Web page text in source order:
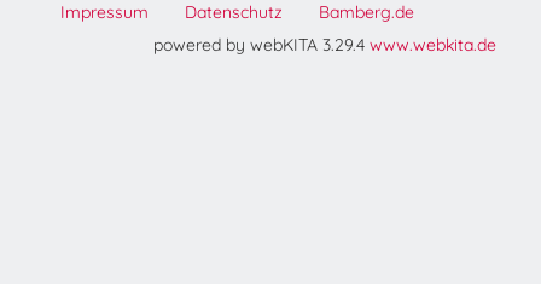
Impressum Datenschutz
Bamberg.de
powered by webKITA 3.29.4 www.webkita.de